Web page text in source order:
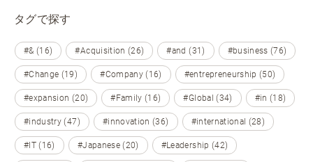
タグで探す
#& (16) #Acquisition (26) #and (31) #business (76)
#Change (19) #Company (16) #entrepreneurship (50)
#expansion (20) #Family (16) #Global (34) #in (18)
#industry (47) #innovation (36) #international (28)
#IT (16) #Japanese (20) #Leadership (42)